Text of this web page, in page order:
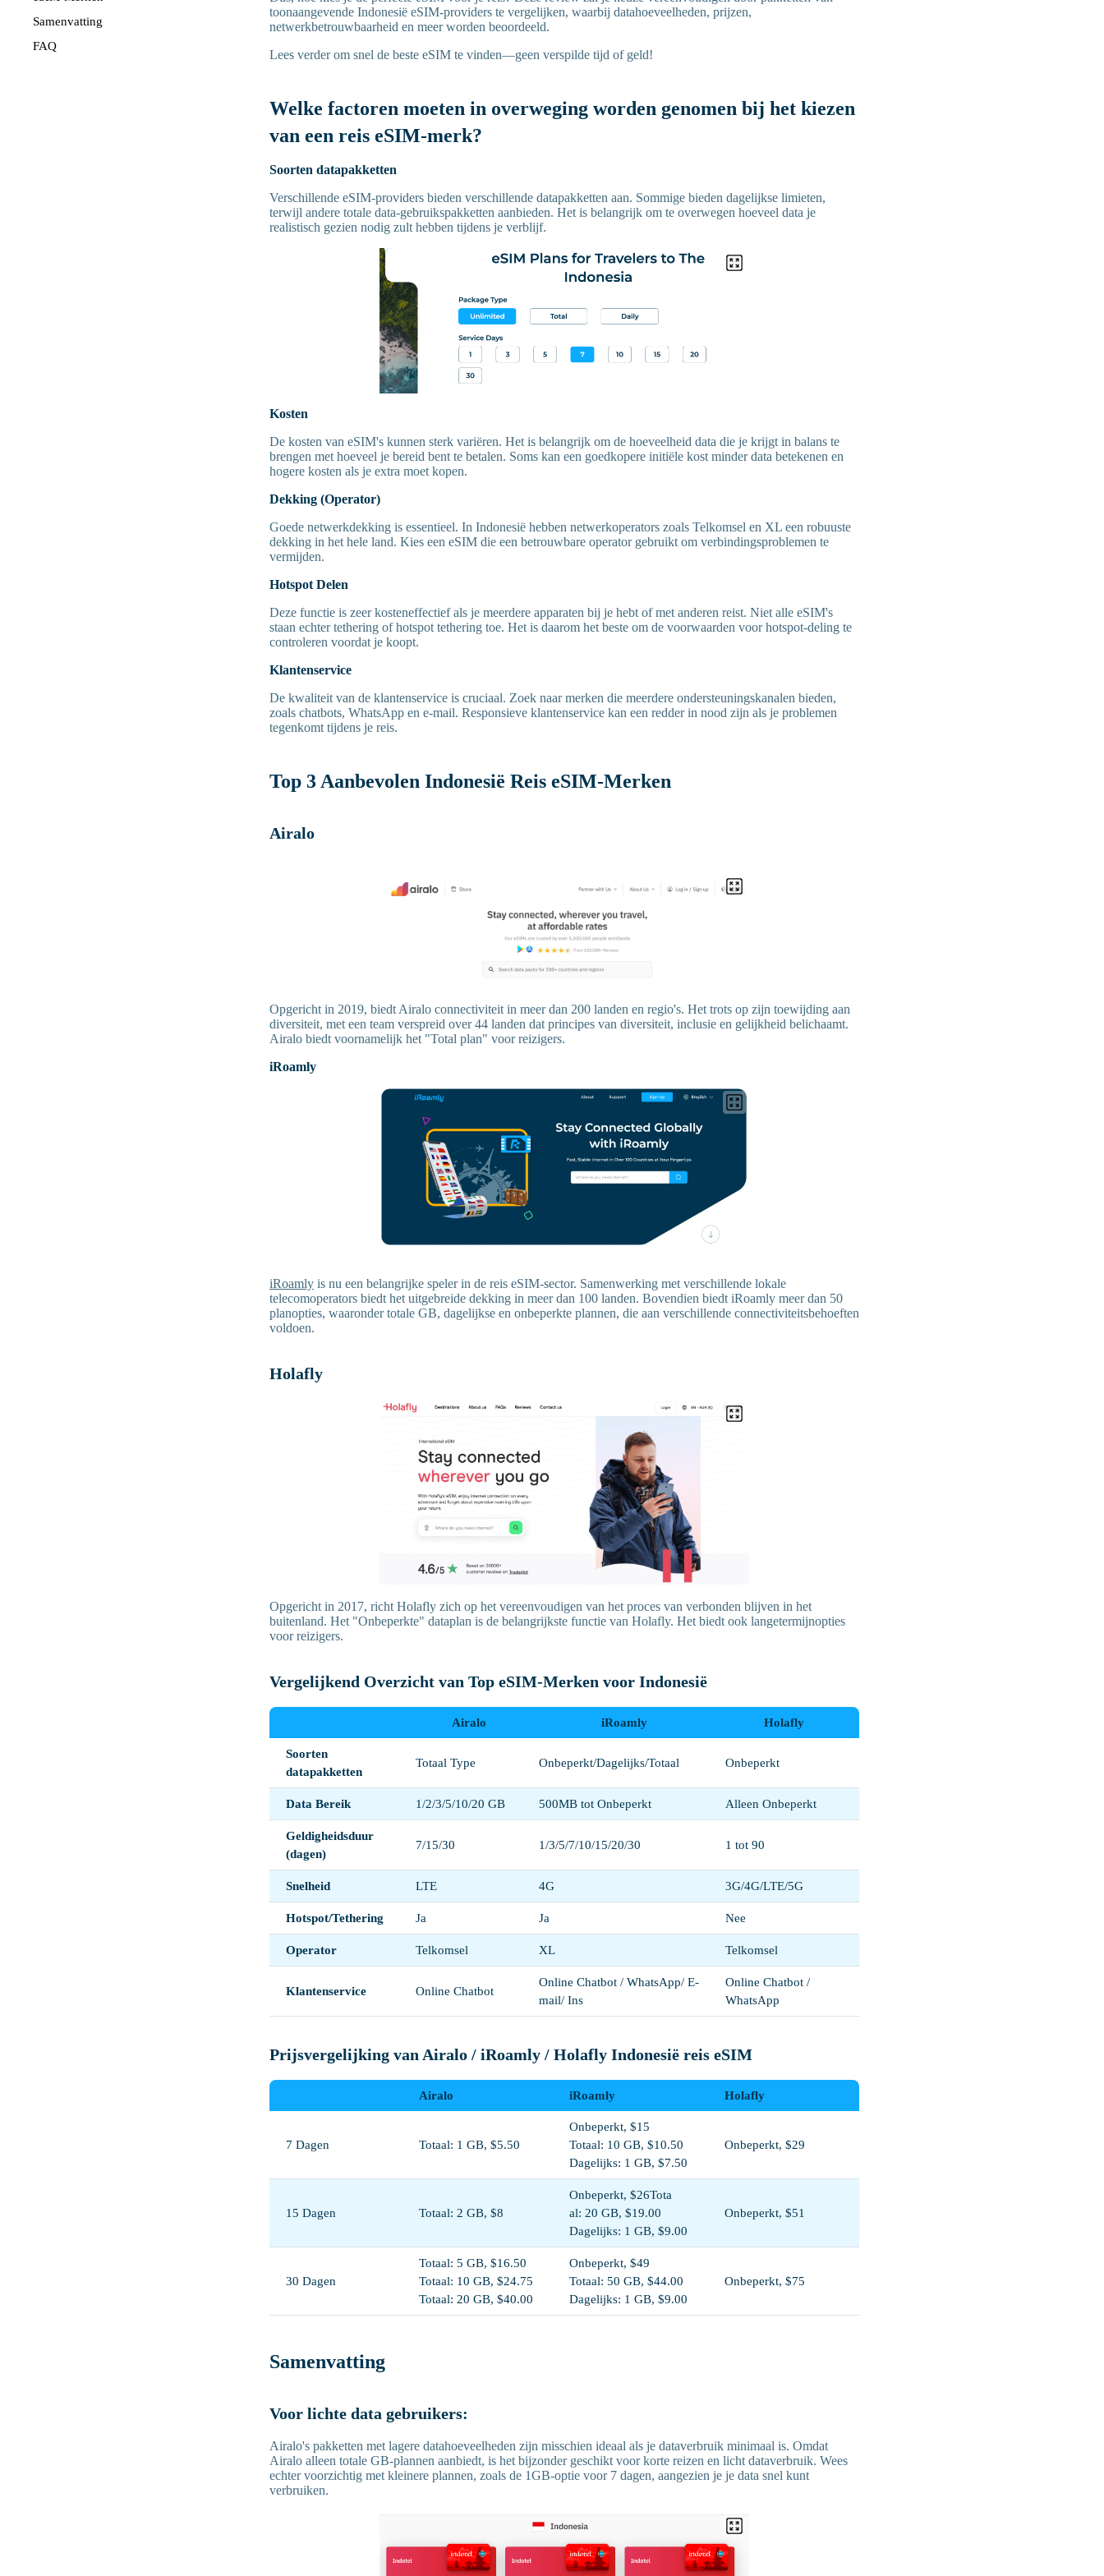
Samenvatting
FAQ
toonaangevende Indonesië eSIM-providers te vergelijken, waarbij datahoeveelheden, prijzen,
netwerkbetrouwbaarheid en meer worden beoordeeld.
Lees verder om snel de beste eSIM te vinden—geen verspilde tijd of geld!
Welke factoren moeten in overweging worden genomen bij het kiezen
van een reis eSIM-merk?
Soorten datapakketten
Verschillende eSIM-providers bieden verschillende datapakketten aan. Sommige bieden dagelijkse limieten,
terwijl andere totale data-gebruikspakketten aanbieden. Het is belangrijk om te overwegen hoeveel data je
realistisch gezien nodig zult hebben tijdens je verblijf.
Kosten
De kosten van eSIM's kunnen sterk variëren. Het is belangrijk om de hoeveelheid data die je krijgt in balans te
brengen met hoeveel je bereid bent te betalen. Soms kan een goedkopere initiële kost minder data betekenen en
hogere kosten als je extra moet kopen.
Dekking (Operator)
Goede netwerkdekking is essentieel. In Indonesië hebben netwerkoperators zoals Telkomsel en XL een robuuste
dekking in het hele land. Kies een eSIM die een betrouwbare operator gebruikt om verbindingsproblemen te
vermijden.
Hotspot Delen
Deze functie is zeer kosteneffectief als je meerdere apparaten bij je hebt of met anderen reist. Niet alle eSIM's
staan echter tethering of hotspot tethering toe. Het is daarom het beste om de voorwaarden voor hotspot-deling te
controleren voordat je koopt.
Klantenservice
De kwaliteit van de klantenservice is cruciaal. Zoek naar merken die meerdere ondersteuningskanalen bieden,
zoals chatbots, WhatsApp en e-mail. Responsieve klantenservice kan een redder in nood zijn als je problemen
tegenkomt tijdens je reis.
Top 3 Aanbevolen Indonesië Reis eSIM-Merken
Airalo
Opgericht in 2019, biedt Airalo connectiviteit in meer dan 200 landen en regio's. Het trots op zijn toewijding aan
diversiteit, met een team verspreid over 44 landen dat principes van diversiteit, inclusie en gelijkheid belichaamt.
Airalo biedt voornamelijk het "Total plan" voor reizigers.
iRoamly
iRoamly is nu een belangrijke speler in de reis eSIM-sector. Samenwerking met verschillende lokale
telecomoperators biedt het uitgebreide dekking in meer dan 100 landen. Bovendien biedt iRoamly meer dan 50
planopties, waaronder totale GB, dagelijkse en onbeperkte plannen, die aan verschillende connectiviteitsbehoeften
voldoen.
Holafly
Opgericht in 2017, richt Holafly zich op het vereenvoudigen van het proces van verbonden blijven in het
buitenland. Het "Onbeperkte" dataplan is de belangrijkste functie van Holafly. Het biedt ook langetermijnopties
voor reizigers.
Vergelijkend Overzicht van Top eSIM-Merken voor Indonesië
Airalo iRoamly Holafly
Soorten
datapakketten
Totaal Type Onbeperkt/Dagelijks/Totaal Onbeperkt
Data Bereik 1/2/3/5/10/20 GB 500MB tot Onbeperkt Alleen Onbeperkt
Geldigheidsduur
(dagen)
7/15/30 1/3/5/7/10/15/20/30 1 tot 90
Snelheid LTE 4G 3G/4G/LTE/5G
Hotspot/Tethering Ja Ja Nee
Operator Telkomsel XL Telkomsel
Klantenservice Online Chatbot
Online Chatbot / WhatsApp/ E-
mail/ Ins
Online Chatbot /
WhatsApp
Prijsvergelijking van Airalo / iRoamly / Holafly Indonesië reis eSIM
Airalo iRoamly Holafly
7 Dagen Totaal: 1 GB, $5.50
Onbeperkt, $15
Totaal: 10 GB, $10.50
Dagelijks: 1 GB, $7.50
Onbeperkt, $29
15 Dagen Totaal: 2 GB, $8
Onbeperkt, $26Tota
al: 20 GB, $19.00
Dagelijks: 1 GB, $9.00
Onbeperkt, $51
30 Dagen
Totaal: 5 GB, $16.50
Totaal: 10 GB, $24.75
Totaal: 20 GB, $40.00
Onbeperkt, $49
Totaal: 50 GB, $44.00
Dagelijks: 1 GB, $9.00
Onbeperkt, $75
Samenvatting
Voor lichte data gebruikers:
Airalo's pakketten met lagere datahoeveelheden zijn misschien ideaal als je dataverbruik minimaal is. Omdat
Airalo alleen totale GB-plannen aanbiedt, is het bijzonder geschikt voor korte reizen en licht dataverbruik. Wees
echter voorzichtig met kleinere plannen, zoals de 1GB-optie voor 7 dagen, aangezien je je data snel kunt
verbruiken.